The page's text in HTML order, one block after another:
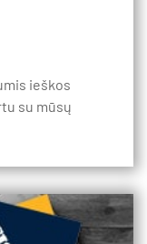
ieškos
su mūsų